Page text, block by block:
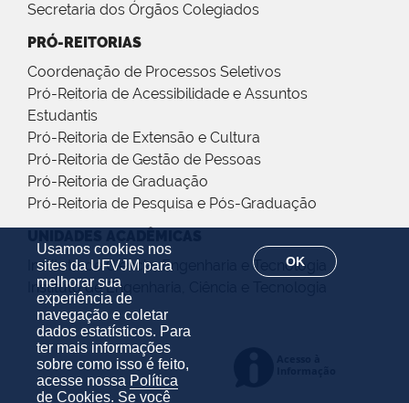
Usamos cookies nos
sites da UFVJM para
melhorar sua
experiência de
navegação e coletar
dados estatísticos. Para
ter mais informações
sobre como isso é feito,
acesse nossa Política
de Cookies. Se você
OK
Secretaria dos Órgãos Colegiados
PRÓ-REITORIAS
Coordenação de Processos Seletivos
Pró-Reitoria de Acessibilidade e Assuntos
Estudantis
Pró-Reitoria de Extensão e Cultura
Pró-Reitoria de Gestão de Pessoas
Pró-Reitoria de Graduação
Pró-Reitoria de Pesquisa e Pós-Graduação
Instituto de Ciência, Engenharia e Tecnologia
Instituto de Engenharia, Ciência e Tecnologia